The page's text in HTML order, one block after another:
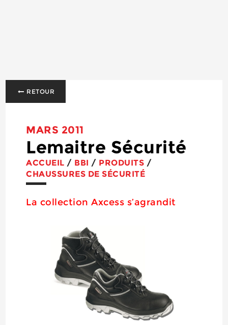
RETOUR
MARS 2011
Lemaitre Sécurité
ACCUEIL / BBI / PRODUITS /
CHAUSSURES DE SÉCURITÉ
La collection Axcess s’agrandit